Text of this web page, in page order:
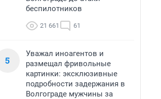
беспилотников
21 661 61
5
Уважал иноагентов и
размещал фривольные
картинки: эксклюзивные
подробности задержания в
Волгограде мужчины за